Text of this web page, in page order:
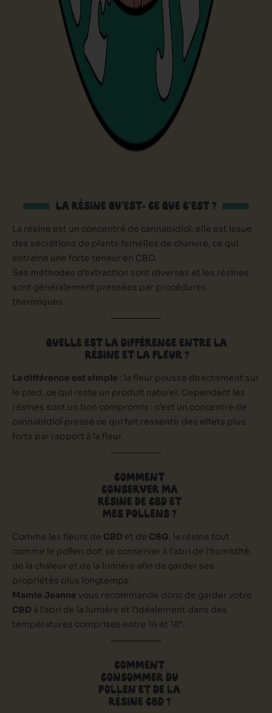
LA RÉSINE QU’EST- CE QUE C’EST ?
La résine est un concentré de cannabidiol, elle est issue
des sécrétions de plants femelles de chanvre, ce qui
entraine une forte teneur en CBD.
Ses méthodes d’extraction sont diverses et les résines
sont généralement pressées par procédures
thermiques.
QUELLE EST LA DIFFÉRENCE ENTRE LA
RÉSINE ET LA FLEUR ?
La différence est simple : la fleur pousse directement sur
le pied, ce qui reste un produit naturel. Cependant les
résines sont un bon compromis : c’est un concentré de
cannabidiol pressé ce qui fait ressentir des effets plus
forts par rapport à la fleur.
COMMENT
CONSERVER MA
RÉSINE DE CBD ET
MES POLLENS ?
Comme les fleurs de CBD et de CBG, la résine tout
comme le pollen doit se conserver à l’abri de l’humidité,
de la chaleur et de la lumière afin de garder ses
propriétés plus longtemps.
Mamie Jeanne vous recommande donc de garder votre
CBD à l’abri de la lumière et l’idéalement dans des
températures comprises entre 14 et 18°.
COMMENT
CONSOMMER DU
POLLEN ET DE LA
RÉSINE CBD ?